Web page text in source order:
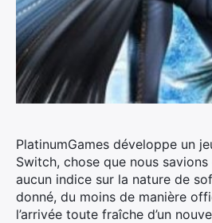
PlatinumGames développe un
Switch, chose que nous savions
aucun indice sur la nature de
donné, du moins de manière
l’arrivée toute fraîche d’un